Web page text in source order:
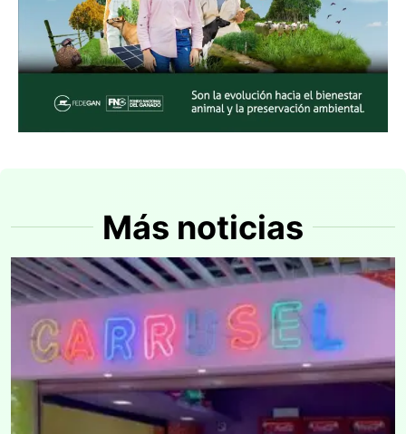
Más noticias